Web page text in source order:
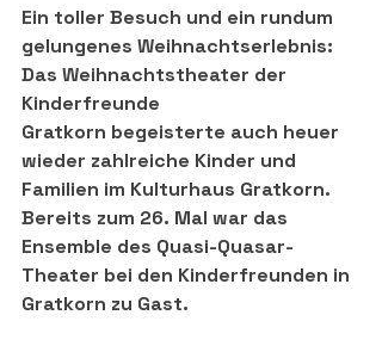
Ein toller Besuch und ein rundum
gelungenes Weihnachtserlebnis:
Das Weihnachtstheater der
Kinderfreunde
Gratkorn begeisterte auch heuer
wieder zahlreiche Kinder und
Familien im Kulturhaus Gratkorn.
Bereits zum 26. Mal war das
Ensemble des Quasi-Quasar-
Theater bei den Kinderfreunden in
Gratkorn zu Gast.